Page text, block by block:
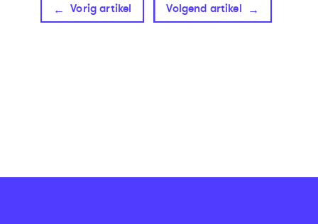
Vorig artikel Volgend artikel